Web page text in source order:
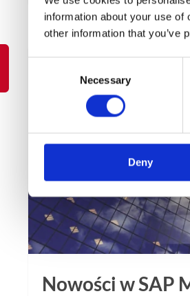
information about your use
other information that you’ve
Necessary
Deny
Nowości w SAP